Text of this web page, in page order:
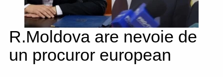
R.Moldova are nevoie de
un procuror european